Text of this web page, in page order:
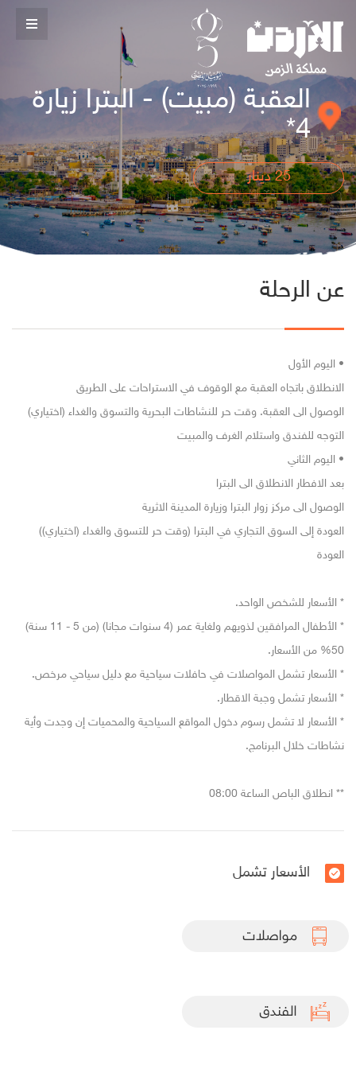
العقبة (مبيت) - البترا زيارة
4*
25دينار
عن الرحلة
• اليوم الأول
الانطلاق باتجاه العقبة مع الوقوف في الاستراحات على الطريق
الوصول الى العقبة. وقت حر للنشاطات البحرية والتسوق والغداء (اختياري)
التوجه للفندق واستلام الغرف والمبيت
• اليوم الثاني
بعد الافطار الانطلاق الى البترا
الوصول الى مركز زوار البترا وزيارة المدينة الاثرية
العودة إلى السوق التجاري في البترا (وقت حر للتسوق والغداء (اختياري))
العودة
* الأسعار للشخص الواحد.
* الأطفال المرافقين لذويهم ولغاية عمر (4 سنوات مجانا) (من 5 - 11 سنة)
50% من الأسعار.
* الأسعار تشمل المواصلات في حافلات سياحية مع دليل سياحي مرخص.
* الأسعار تشمل وجبة الاقطار.
* الأسعار لا تشمل رسوم دخول المواقع السياحية والمحميات إن وجدت وأية
نشاطات خلال البرنامج.
** انطلاق الباص الساعة 08:00
الأسعار تشمل